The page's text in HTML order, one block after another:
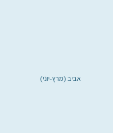
אביב (מרץ-יוני)